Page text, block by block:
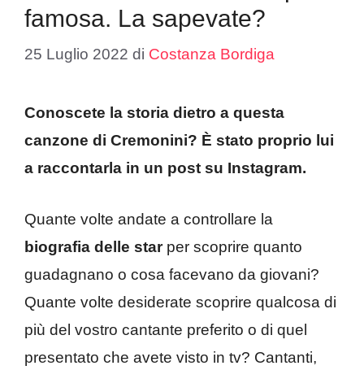
famosa. La sapevate?
25 Luglio 2022 di Costanza Bordiga
Conoscete la storia dietro a questa
canzone di Cremonini? È stato proprio lui
a raccontarla in un post su Instagram.
Quante volte andate a controllare la
biografia delle starper scoprire quanto
guadagnano o cosa facevano da giovani?
Quante volte desiderate scoprire qualcosa di
più del vostro cantante preferito o di quel
presentato che avete visto in tv? Cantanti,